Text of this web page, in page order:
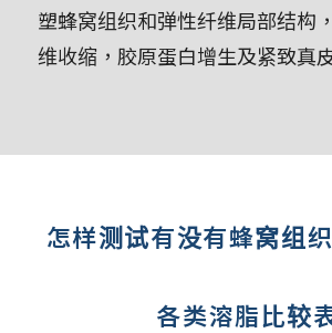
塑蜂窝组织和弹性纤维局部结构
维收缩，胶原蛋白增生及紧致真
怎样测试有没有蜂窝组
各类溶脂比较